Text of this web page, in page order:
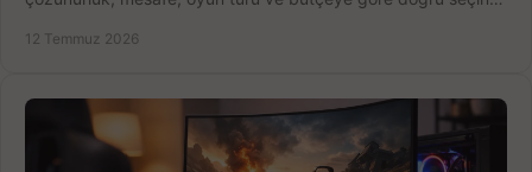
12 Temmuz 2026